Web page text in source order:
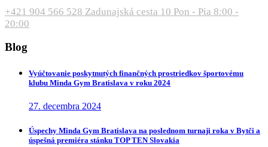
+421 904 566 528 Zadunajská cesta 10 Pon - Pia 8:00 -
20:00
Blog
Vyúčtovanie poskytnutých finančných prostriedkov športovému
klubu Minda Gym Bratislava v roku 2024
27. decembra 2024
Úspechy Minda Gym Bratislava na poslednom turnaji roka v Bytči a
úspešná premiéra stánku TOP TEN Slovakia